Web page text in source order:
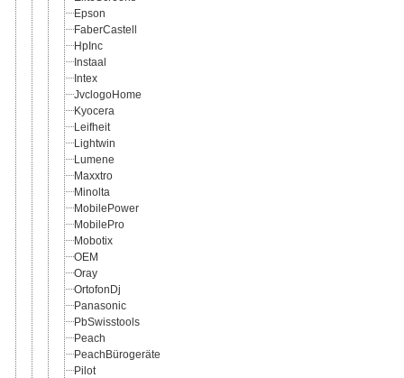
Epson
FaberCastell
HpInc
Instaal
Intex
JvclogoHome
Kyocera
Leifheit
Lightwin
Lumene
Maxxtro
Minolta
MobilePower
MobilePro
Mobotix
OEM
Oray
OrtofonDj
Panasonic
PbSwisstools
Peach
PeachBürogeräte
Pilot